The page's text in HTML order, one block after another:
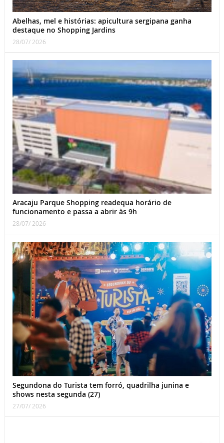
Abelhas, mel e histórias: apicultura sergipana ganha
destaque no Shopping Jardins
28/07/ 2026
Aracaju Parque Shopping readequa horário de
funcionamento e passa a abrir às 9h
28/07/ 2026
Segundona do Turista tem forró, quadrilha junina e
shows nesta segunda (27)
27/07/ 2026